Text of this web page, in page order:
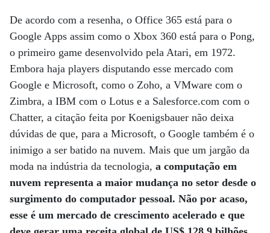
De acordo com a resenha, o Office 365 está para o
Google Apps assim como o Xbox 360 está para o Pong,
o primeiro game desenvolvido pela Atari, em 1972.
Embora haja players disputando esse mercado com
Google e Microsoft, como o Zoho, a VMware com o
Zimbra, a IBM com o Lotus e a Salesforce.com com o
Chatter, a citação feita por Koenigsbauer não deixa
dúvidas de que, para a Microsoft, o Google também é o
inimigo a ser batido na nuvem. Mais que um jargão da
moda na indústria da tecnologia, a computação em
nuvem representa a maior mudança no setor desde o
surgimento do computador pessoal. Não por acaso,
esse é um mercado de crescimento acelerado e que